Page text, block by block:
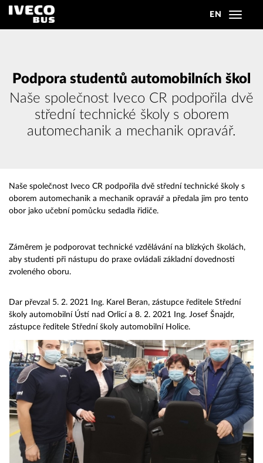
EN
Toggle
Podpora studentů automobilních škol
Naše společnost Iveco CR podpořila dvě
střední technické školy s oborem
automechanik a mechanik opravář.
Naše společnost Iveco CR podpořila dvě střední technické školy s
oborem automechanik a mechanik opravář a předala jim pro tento
obor jako učební pomůcku sedadla řidiče.
Záměrem je podporovat technické vzdělávání na blízkých školách,
aby studenti při nástupu do praxe ovládali základní dovednosti
zvoleného oboru.
Dar převzal 5. 2. 2021 Ing. Karel Beran, zástupce ředitele Střední
školy automobilní Ústí nad Orlicí a 8. 2. 2021 Ing. Josef Šnajdr,
zástupce ředitele Střední školy automobilní Holice.